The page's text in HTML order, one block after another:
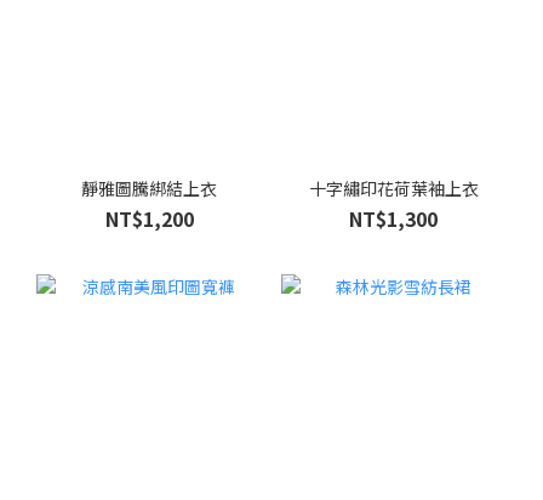
靜雅圖騰綁結上衣
NT$1,200
十字繡印花荷葉袖上衣
NT$1,300